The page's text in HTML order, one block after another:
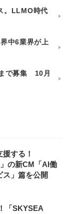
。LLMO時代
中6業界が上
で募集 10月
する！
の新CM「AI働
ス」篇を公開
「SKYSEA